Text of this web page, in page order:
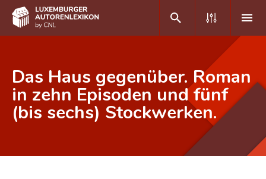
DE FR
Home
Erweiterte Suche
Das Haus gegenüber. Roman
in zehn Episoden und fünf
(bis sechs) Stockwerken.